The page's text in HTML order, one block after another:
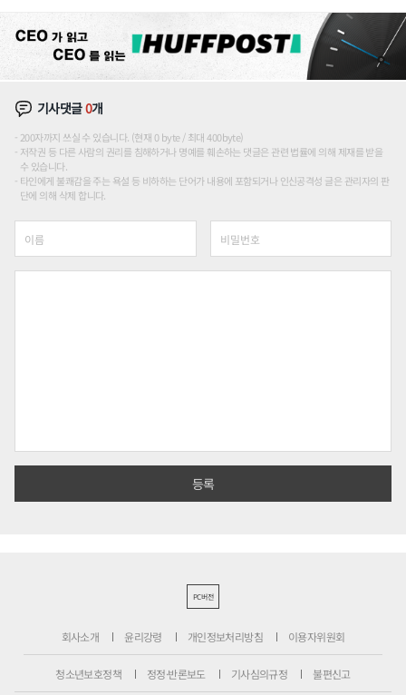
기사댓글0개
200자까지 쓰실 수 있습니다. (현재 0 byte / 최대 400byte)
저작권 등 다른 사람의 권리를 침해하거나 명예를 훼손하는 댓글은 관련 법률에 의해 제재를 받을
수 있습니다.
타인에게 불쾌감을 주는 욕설 등 비하하는 단어가 내용에 포함되거나 인신공격성 글은 관리자의 판
단에 의해 삭제 합니다.
PC버전
회사소개 윤리강령 개인정보처리방침 이용자위원회
청소년보호정책 정정·반론보도 기사심의규정 불편신고